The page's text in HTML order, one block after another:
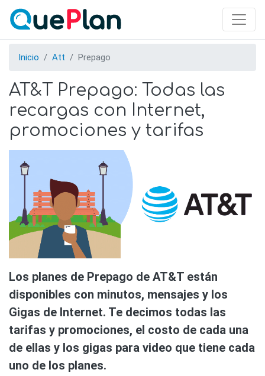
Inicio Att Prepago
AT&T Prepago: Todas las
recargas con Internet,
promociones y tarifas
Los planes de Prepago de AT&T están
disponibles con minutos, mensajes y los
Gigas de Internet. Te decimos todas las
tarifas y promociones, el costo de cada una
de ellas y los gigas para video que tiene cada
uno de los planes.